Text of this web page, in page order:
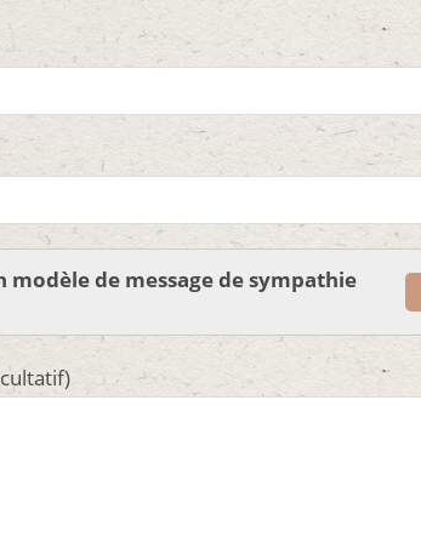
modèle de message de sympathie